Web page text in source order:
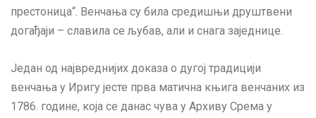
престоница“. Венчања су била средишњи друштвени
догађаји – славила се љубав, али и снага заједнице.
Један од највреднијих доказа о дугој традицији
венчања у Иригу јесте прва матична књига венчаних из
1786. године, која се данас чува у Архиву Срема у